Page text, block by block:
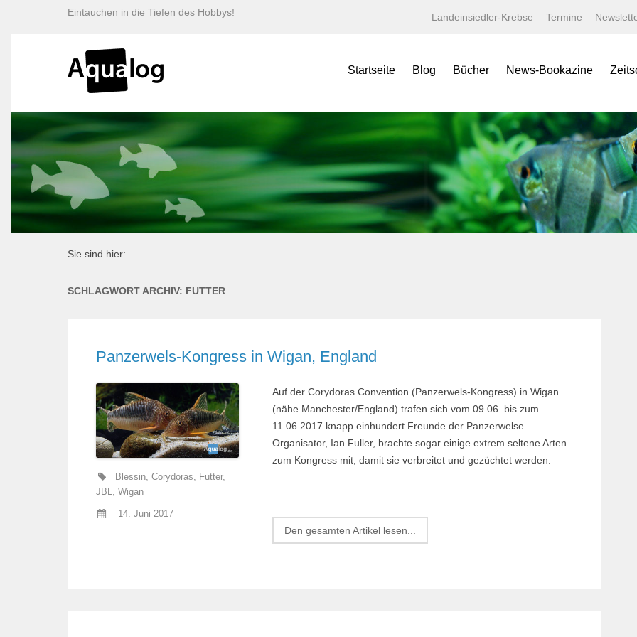
Eintauchen in die Tiefen des Hobbys! Landeinsiedler-Krebse Termine
Startseite Blog Bücher
Lexika
Specials
Minis
Jahrbücher
Terralog
Faltposter
News-Bookazine
Bildergalerien
Wissenschaftliche Texte
Linksammlung
Kaufen bei tierverliebt! Bugs
Datz
Sie sind hier:
SCHLAGWORT ARCHIV: FUTTER
Panzerwels-Kongress in Wigan, England
Blessin ,Corydoras Futter,
JBL
Wigan
14. Juni 2017
Auf der Corydoras Convention (Panzerwels-Kongress) in Wigan
(nähe Manchester/England) trafen sich vom 09.06. bis zum
11.06.2017 knapp einhundert Freunde der Panzerwelse.
Organisator, Ian Fuller, brachte sogar einige extrem seltene Arten
zum Kongress mit, damit sie verbreitet und gezüchtet werden.
Den gesamten Artikel lesen...